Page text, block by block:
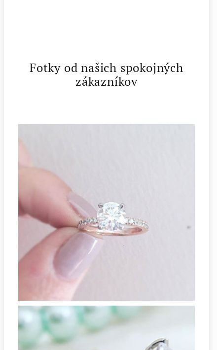
Fotky od našich spokojných
zákazníkov